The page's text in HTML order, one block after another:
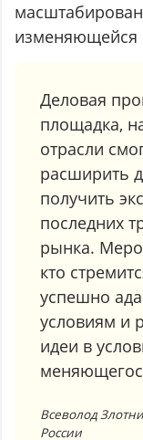
Деловая
площадка,
отрасли
расширить
получить
последних
рынка.
кто
успешно
условиям и
идеи в
Всеволод
России